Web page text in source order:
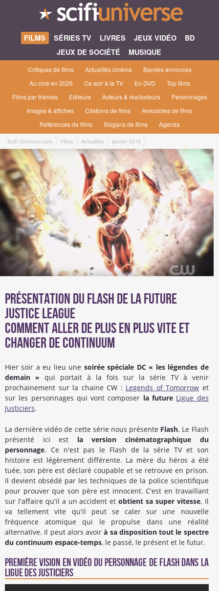
FILMS SÉRIES TV LIVRES JEUX VIDÉO
BD
JEUX DE SOCIÉTÉ
MUSIQUE
Critiques de films Actualités cinéma
Bandes annonces
Au ciné en 2026
Ce soir à la TV En DVD
Top films
Films par thèmes
Editeurs Acteurs & réalisateurs
Personnages
Images & affiches
Citations de films
Anecdotes de films
Références de films
Slogans de films Agenda
Scifi-Universe.com Films Actualités
janvier 2016
Présentation du Flash de la future Justice League
Présentation du Flash de la future
Justice League
Comment aller de plus en plus vite et
changer de continuum
Hier soir a eu lieu une soirée spéciale DC « les légendes de
demain » qui portait à la fois sur la série TV à venir
prochainement sur la chaine CW : Legends of Tomorrow et
sur les personnages qui vont composer la future Ligue des
Justiciers.
La dernière vidéo de cette série nous présente Flash. Le Flash
présenté ici est la version cinématographique du
personnage. Ce n'est pas le Flash de la série TV et son
histoire est légèrement différente. La mère du héros a été
tuée, son père est déclaré coupable et se retrouve en prison.
Il devient obsédé par les techniques de la police scientifique
pour prouver que son père est innocent. C'est en travaillant
sur l'affaire qu'il a un accident etobtient sa super vitesse. Il
va tellement vite qu'il peut se caler sur une nouvelle
fréquence atomique qui le propulse dans une réalité
alternative. Il peut alors avoirà sa disposition tout le spectre
du continuum espace-temps, le passé, le présent et le futur.
Première vision en vidéo du personnage de Flash dans la
ligue des justiciers